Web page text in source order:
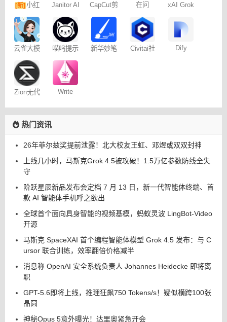
[新]小红
记
Janitor AI
聊天
CapCut剪
在问 xAI Grok
云雀大模
喵呜提示
新华妙笔
Civitai社
Dify
Zion无代
Write
热门资讯
26年菲尔兹奖提前泄露！北大校友王虹、邓煜或双双封神
上线几小时，马斯克Grok 4.5被攻破！1.5万亿参数防线全失
守
阶跃星辰新品发布会定档 7 月 13 日，新一代智能体终端、首
款 AI 智能体手机呼之欲出
全球首个面向具身智能的视频基模，蚂蚁灵波 LingBot-Video
开源
马斯克 SpaceXAI 首个编程智能体模型 Grok 4.5 发布：与 C
ursor 联合训练，效率翻倍价格减半
消息称 OpenAI 安全系统负责人 Johannes Heidecke 即将离
职
GPT-5.6即将上线，推理狂飙750 Tokens/s！疑似横跨100张
晶圆
神秘Opus 5意外曝光！达里奥紧急开会